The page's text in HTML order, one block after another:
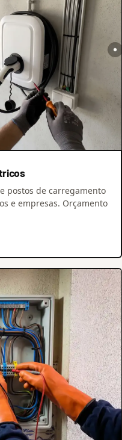
postos de carregamento
e empresas. Orçamento